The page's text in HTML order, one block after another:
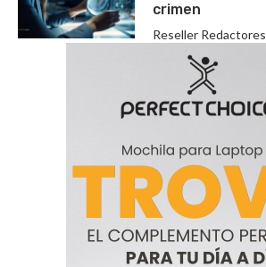
crimen
Reseller Redactores